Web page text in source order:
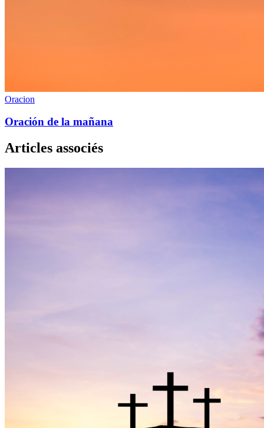
Oracion
Oración de la mañana
Articles associés